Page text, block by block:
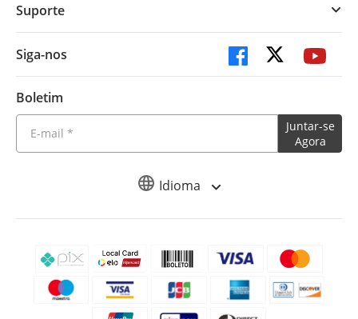
Idioma
Suporte
Siga-nos
Boletim
Juntar-se
Agora